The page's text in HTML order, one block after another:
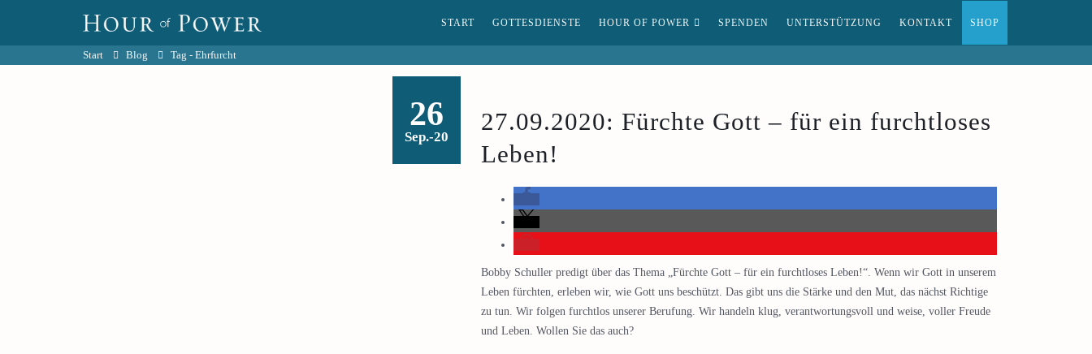
START GOTTESDIENSTE HOUR OF POWER SPENDEN UNTERSTÜTZUNG KONTAKT SHOP
Start Blog Tag - Ehrfurcht
26
Sep.-20
27.09.2020: Fürchte Gott – für ein furchtloses
Leben!
Bobby Schuller predigt über das Thema „Fürchte Gott – für ein furchtloses Leben!“. Wenn wir Gott in unserem
Leben fürchten, erleben wir, wie Gott uns beschützt. Das gibt uns die Stärke und den Mut, das nächst Richtige
zu tun. Wir folgen furchtlos unserer Berufung. Wir handeln klug, verantwortungsvoll und weise, voller Freude
und Leben. Wollen Sie das auch?